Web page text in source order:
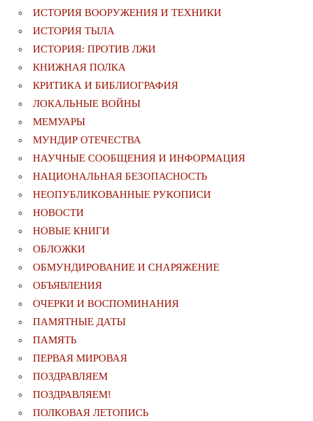
ИСТОРИЯ ВООРУЖЕНИЯ И ТЕХНИКИ
ИСТОРИЯ ТЫЛА
ИСТОРИЯ: ПРОТИВ ЛЖИ
КНИЖНАЯ ПОЛКА
КРИТИКА И БИБЛИОГРАФИЯ
ЛОКАЛЬНЫЕ ВОЙНЫ
МЕМУАРЫ
МУНДИР ОТЕЧЕСТВА
НАУЧНЫЕ СООБЩЕНИЯ И ИНФОРМАЦИЯ
НАЦИОНАЛЬНАЯ БЕЗОПАСНОСТЬ
НЕОПУБЛИКОВАННЫЕ РУКОПИСИ
НОВОСТИ
НОВЫЕ КНИГИ
ОБЛОЖКИ
ОБМУНДИРОВАНИЕ И СНАРЯЖЕНИЕ
ОБЪЯВЛЕНИЯ
ОЧЕРКИ И ВОСПОМИНАНИЯ
ПАМЯТНЫЕ ДАТЫ
ПАМЯТЬ
ПЕРВАЯ МИРОВАЯ
ПОЗДРАВЛЯЕМ
ПОЗДРАВЛЯЕМ!
ПОЛКОВАЯ ЛЕТОПИСЬ